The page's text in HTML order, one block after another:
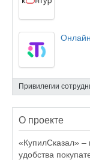
Привилегии
О проекте
«КупилСказал» –
удобства